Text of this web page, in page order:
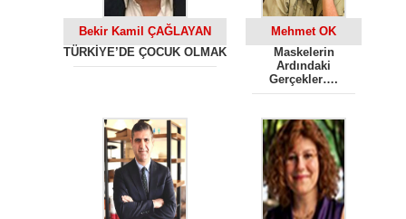
Bekir Kamil ÇAĞLAYAN
TÜRKİYE’DE ÇOCUK OLMAK
Mehmet OK
Maskelerin
Ardındaki
Gerçekler….